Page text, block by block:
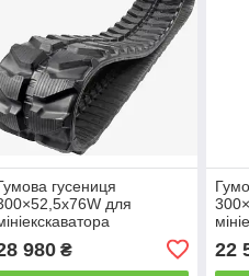
гусениця
для
980₴ 22